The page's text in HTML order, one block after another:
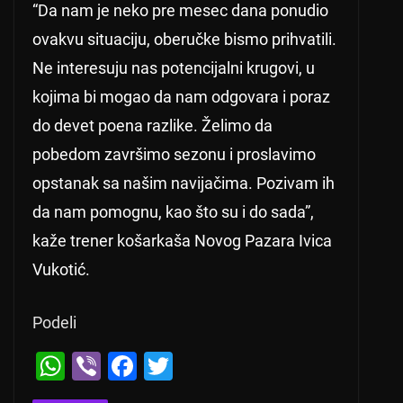
“Da nam je neko pre mesec dana ponudio
ovakvu situaciju, oberučke bismo prihvatili.
Ne interesuju nas potencijalni krugovi, u
kojima bi mogao da nam odgovara i poraz
do devet poena razlike. Želimo da
pobedom završimo sezonu i proslavimo
opstanak sa našim navijačima. Pozivam ih
da nam pomognu, kao što su i do sada”,
kaže trener košarkaša Novog Pazara Ivica
Vukotić.
Podeli
W
h
Vi
b
F